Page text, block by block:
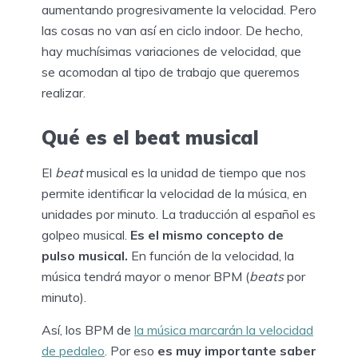
aumentando progresivamente la velocidad. Pero
las cosas no van así en ciclo indoor. De hecho,
hay muchísimas variaciones de velocidad, que
se acomodan al tipo de trabajo que queremos
realizar.
Qué es el beat musical
El beatmusical es la unidad de tiempo que nos
permite identificar la velocidad de la música, en
unidades por minuto. La traducción al español es
golpeo musical. Es el mismo concepto de
pulso musical. En función de la velocidad, la
música tendrá mayor o menor BPM (beatspor
minuto).
Así, los BPM de la música marcarán la velocidad
de pedaleo . Por eso es muy importante saber